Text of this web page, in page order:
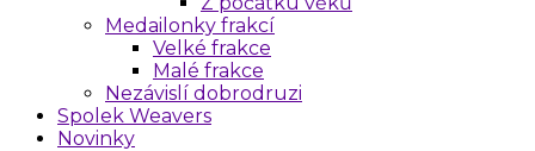
Medailonky frakcí
Velké frakce
Malé frakce
Nezávislí dobrodruzi
Spolek Weavers
Novinky